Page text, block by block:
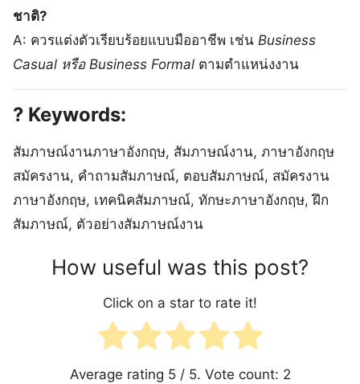
ชาติ?
A: ควรแต่งตัวเรียบร้อยแบบมืออาชีพ เช่น Business
Casual หรือ Business Formal ตามตำแหน่งงาน
? Keywords:
สัมภาษณ์งานภาษาอังกฤษ, สัมภาษณ์งาน, ภาษาอังกฤษ
สมัครงาน, คำถามสัมภาษณ์, ตอบสัมภาษณ์, สมัครงาน
ภาษาอังกฤษ, เทคนิคสัมภาษณ์, ทักษะภาษาอังกฤษ, ฝึก
สัมภาษณ์, ตัวอย่างสัมภาษณ์งาน
How useful was this post?
Click on a star to rate it!
Average rating 5/ 5. Vote count: 2